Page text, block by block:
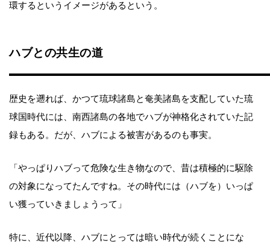
環するというイメージがあるという。
ハブとの共生の道
歴史を遡れば、かつて琉球諸島と奄美諸島を支配していた琉
球国時代には、南西諸島の各地でハブが神格化されていた記
録もある。だが、ハブによる被害があるのも事実。
「やっぱりハブって危険な生き物なので、昔は積極的に駆除
の対象になってたんですね。その時代には（ハブを）いっぱ
い獲っていきましょうって」
特に、近代以降、ハブにとっては暗い時代が続くことにな